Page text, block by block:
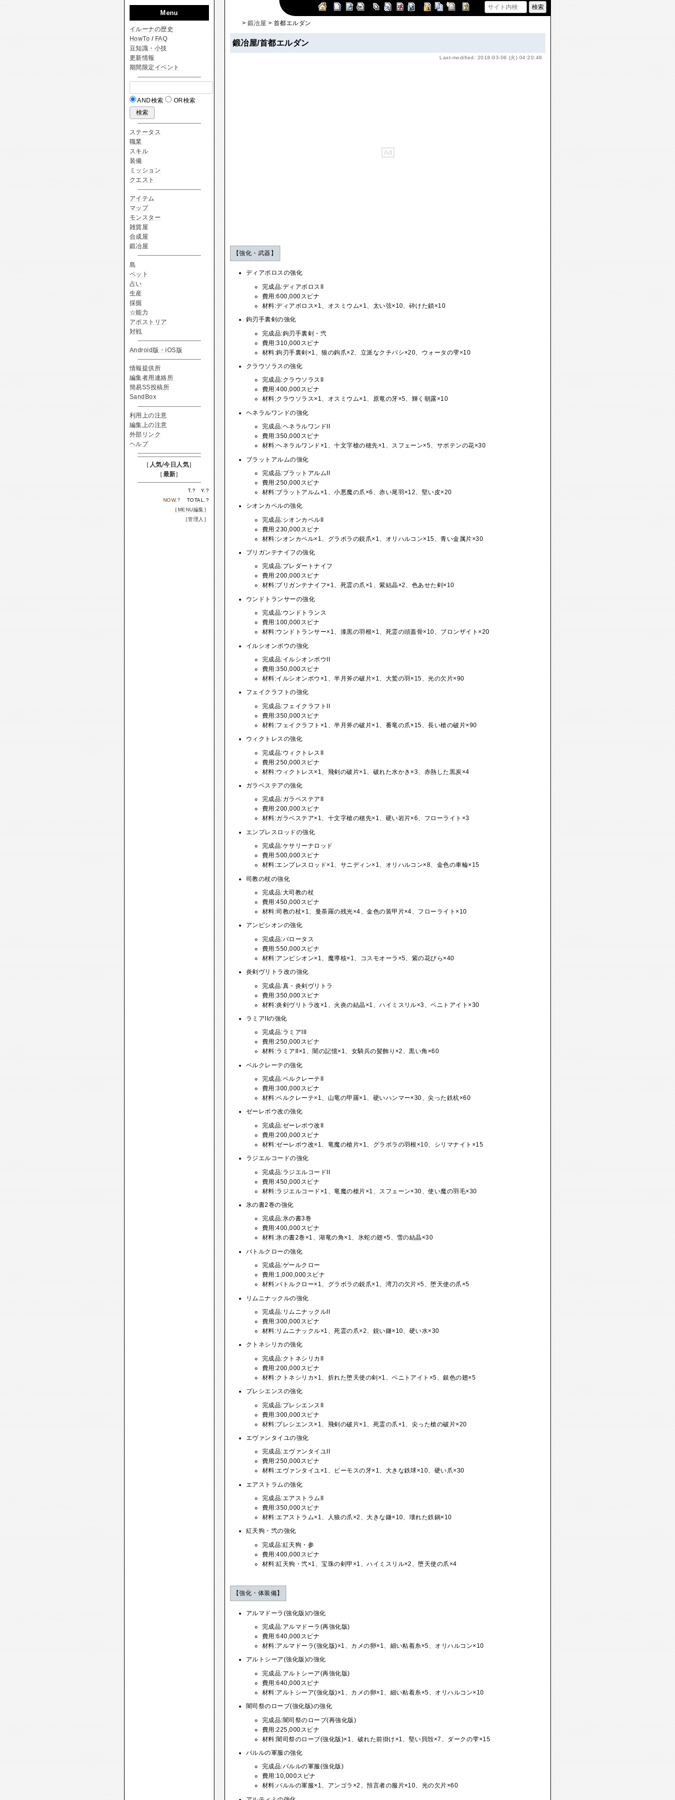
> 鍛冶屋 > 首都エルダン
鍛冶屋/首都エルダン
Last-modified: 2018-03-06 (火) 04:20:48
【強化・武器】
ディアボロスの強化
完成品:ディアボロスII
費用:600,000スピナ
材料:ディアボロス×1、オスミウム×1、太い弦×10、砕けた鎖×10
鉤刃手裏剣の強化
完成品:鉤刃手裏剣・弐
費用:310,000スピナ
材料:鉤刃手裏剣×1、狼の鉤爪×2、立派なクチバシ×20、ウォータの雫×10
クラウソラスの強化
完成品:クラウソラスII
費用:400,000スピナ
材料:クラウソラス×1、オスミウム×1、原竜の牙×5、輝く朝露×10
ヘネラルワンドの強化
完成品:ヘネラルワンドII
費用:350,000スピナ
材料:ヘネラルワンド×1、十文字槍の穂先×1、スフェーン×5、サボテンの花×30
ブラットアルムの強化
完成品:ブラットアルムII
費用:250,000スピナ
材料:ブラットアルム×1、小悪魔の爪×6、赤い尾羽×12、堅い皮×20
シオンカペルの強化
完成品:シオンカペルII
費用:230,000スピナ
材料:シオンカペル×1、グラボラの鋭爪×1、オリハルコン×15、青い金属片×30
ブリガンテナイフの強化
完成品:プレダートナイフ
費用:200,000スピナ
材料:ブリガンテナイフ×1、死霊の爪×1、紫結晶×2、色あせた剣×10
ウンドトランサーの強化
完成品:ウンドトランス
費用:100,000スピナ
材料:ウンドトランサー×1、漆黒の羽根×1、死霊の頭蓋骨×10、ブロンザイト×20
イルシオンボウの強化
完成品:イルシオンボウII
費用:350,000スピナ
材料:イルシオンボウ×1、半月斧の破片×1、大鷲の羽×15、光の欠片×90
フェイクラフトの強化
完成品:フェイクラフトII
費用:350,000スピナ
材料:フェイクラフト×1、半月斧の破片×1、番竜の爪×15、長い槍の破片×90
ウィクトレスの強化
完成品:ウィクトレスII
費用:250,000スピナ
材料:ウィクトレス×1、飛剣の破片×1、破れた水かき×3、赤熱した黒炭×4
ガラベステアの強化
完成品:ガラベステアII
費用:200,000スピナ
材料:ガラベステア×1、十文字槍の穂先×1、硬い岩片×6、フローライト×3
エンプレスロッドの強化
完成品:ケサリーナロッド
費用:500,000スピナ
材料:エンプレスロッド×1、サニディン×1、オリハルコン×8、金色の車輪×15
司教の杖の強化
完成品:大司教の杖
費用:450,000スピナ
材料:司教の杖×1、曼荼羅の残光×4、金色の装甲片×4、フローライト×10
アンビシオンの強化
完成品:バロータス
費用:550,000スピナ
材料:アンビシオン×1、魔導核×1、コスモオーラ×5、紫の花びら×40
炎剣ヴリトラ改の強化
完成品:真・炎剣ヴリトラ
費用:350,000スピナ
材料:炎剣ヴリトラ改×1、火炎の結晶×1、ハイミスリル×3、ベニトアイト×30
ラミアIIの強化
完成品:ラミアIII
費用:250,000スピナ
材料:ラミアII×1、闇の記憶×1、女騎兵の髪飾り×2、黒い角×60
ベルクレーテの強化
完成品:ベルクレーテII
費用:300,000スピナ
材料:ベルクレーテ×1、山竜の甲羅×1、硬いハンマー×30、尖った鉄杭×60
ゼーレボウ改の強化
完成品:ゼーレボウ改II
費用:200,000スピナ
材料:ゼーレボウ改×1、竜魔の槍片×1、グラボラの羽根×10、シリマナイト×15
ラジエルコードの強化
完成品:ラジエルコードII
費用:450,000スピナ
材料:ラジエルコード×1、竜魔の槍片×1、スフェーン×30、使い魔の羽毛×30
氷の書2巻の強化
完成品:氷の書3巻
費用:400,000スピナ
材料:氷の書2巻×1、湖竜の角×1、氷蛇の翅×5、雪の結晶×30
バトルクローの強化
完成品:ゲールクロー
費用:1,000,000スピナ
材料:バトルクロー×1、グラボラの鋭爪×1、湾刀の欠片×5、堕天使の爪×5
リムニナックルの強化
完成品:リムニナックルII
費用:300,000スピナ
材料:リムニナックル×1、死霊の爪×2、鋭い鎌×10、硬い水×30
クトネシリカの強化
完成品:クトネシリカII
費用:200,000スピナ
材料:クトネシリカ×1、折れた堕天使の剣×1、ベニトアイト×5、銀色の翅×5
プレシエンスの強化
完成品:プレシエンスII
費用:300,000スピナ
材料:プレシエンス×1、飛剣の破片×1、死霊の爪×1、尖った槍の破片×20
エヴァンタイユの強化
完成品:エヴァンタイユII
費用:250,000スピナ
材料:エヴァンタイユ×1、ビーモスの牙×1、大きな鉄球×10、硬い爪×30
エアストラムの強化
完成品:エアストラムII
費用:350,000スピナ
材料:エアストラム×1、人狼の爪×2、大きな鎌×10、壊れた鉄鍋×10
紅天狗・弐の強化
完成品:紅天狗・参
費用:400,000スピナ
材料:紅天狗・弐×1、宝珠の剣甲×1、ハイミスリル×2、堕天使の爪×4
【強化・体装備】
アルマドーラ(強化版)の強化
完成品:アルマドーラ(再強化版)
費用:640,000スピナ
材料:アルマドーラ(強化版)×1、カメの卵×1、細い粘着糸×5、オリハルコン×10
アルトシーア(強化版)の強化
完成品:アルトシーア(再強化版)
費用:640,000スピナ
材料:アルトシーア(強化版)×1、カメの卵×1、細い粘着糸×5、オリハルコン×10
闇司祭のローブ(強化版)の強化
完成品:闇司祭のローブ(再強化版)
費用:225,000スピナ
材料:闇司祭のローブ(強化版)×1、破れた前掛け×1、堅い貝殻×7、ダークの雫×15
パルルの軍服の強化
完成品:パルルの軍服(強化版)
費用:10,000スピナ
材料:パルルの軍服×1、アンゴラ×2、預言者の服片×10、光の欠片×60
Menu
イルーナの歴史
HowTo / FAQ
豆知識・小技
更新情報
期間限定イベント
AND検索 OR検索
ステータス
職業
スキル
装備
ミッション
クエスト
アイテム
マップ
モンスター
雑貨屋
合成屋
鍛冶屋
島
ペット
占い
生産
採掘
☆能力
アポストリア
対戦
Android版・iOS版
情報提供所
編集者用連絡所
簡易SS投稿所
SandBox
利用上の注意
編集上の注意
外部リンク
ヘルプ
［ 人気/今日人気］
［ 最新］
T.? Y.?
NOW.? TOTAL.?
［ MENU編集］
［管理人 ］